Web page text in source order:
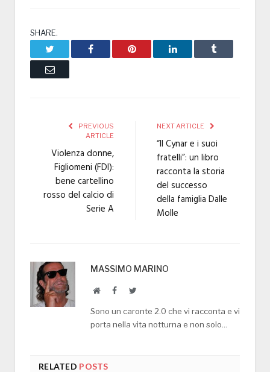
SHARE.
Facebook Pinterest LinkedIn Tumblr
Email
PREVIOUS
ARTICLE
Violenza donne,
Figliomeni (FDI):
bene cartellino
rosso del calcio di
Serie A
NEXT ARTICLE
“Il Cynar e i suoi
fratelli”: un libro
racconta la storia
del successo
della famiglia Dalle
Molle
MASSIMO MARINO
WebsiteFacebookTwitter
Sono un caronte 2.0 che vi racconta e vi
porta nella vita notturna e non solo...
RELATED POSTS